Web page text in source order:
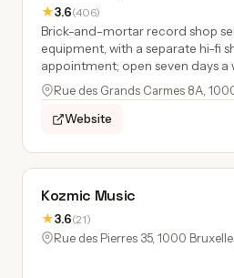
★3.6(406)
Brick-and-mortar record shop
equipment, with a separate hi-fi
appointment; open seven days a
Rue des Grands Carmes 8A,
Website
Kozmic Music
★3.6(21)
Rue des Pierres 35, 1000